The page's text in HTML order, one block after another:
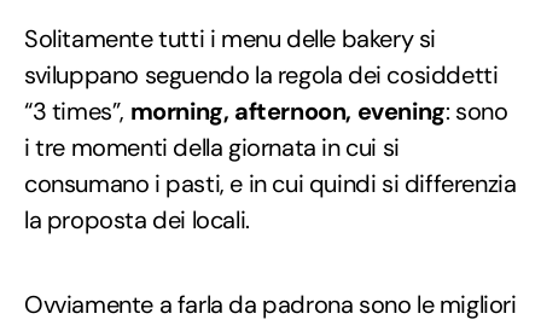
Solitamente tutti i menu delle bakery si
sviluppano seguendo la regola dei cosiddetti
“3 times”, morning, afternoon, evening: sono
i tre momenti della giornata in cui si
consumano i pasti, e in cui quindi si differenzia
la proposta dei locali.
Ovviamente a farla da padrona sono le migliori